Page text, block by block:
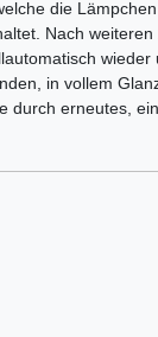
die
Nach
wieder
in vollem
durch erneutes,